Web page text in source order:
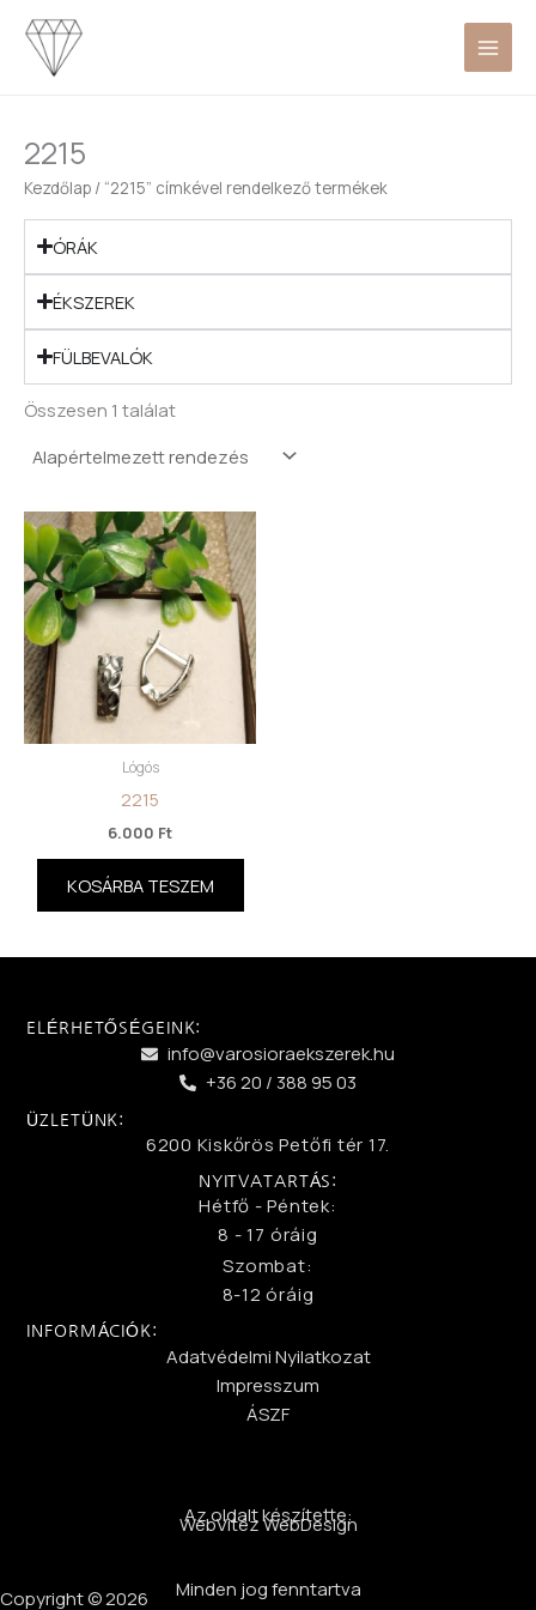
Skip
content
2215
Kezdőlap / “2215” címkével rendelkező termékek
ÓRÁK
ÉKSZEREK
FÜLBEVALÓK
Összesen 1 találat
Lógós
2215
6.000 Ft
KOSÁRBA TESZEM
ELÉRHETŐSÉGEINK:
info@varosioraekszerek.hu
+36 20 / 388 95 03
ÜZLETÜNK:
6200 Kiskőrös Petőfi tér 17.
NYITVATARTÁS:
Hétfő - Péntek:
8 - 17 óráig
Szombat:
8-12 óráig
INFORMÁCIÓK:
Adatvédelmi Nyilatkozat
Impresszum
ÁSZF
Az oldalt készítette:
WebVitéz WebDesign
Minden jog fenntartva
Copyright © 2026